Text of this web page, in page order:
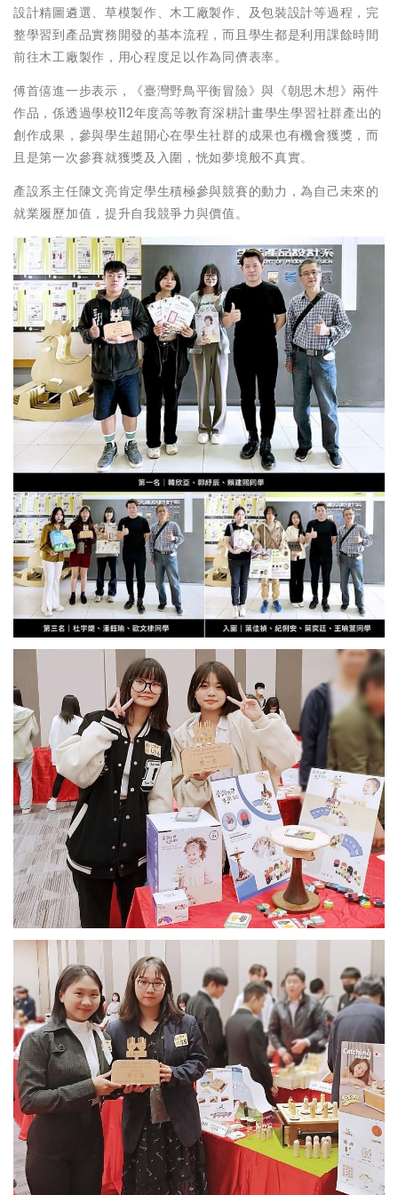
設計精圖遴選、草模製作、木工廠製作、及包裝設計等過程，完
整學習到產品實務開發的基本流程，而且學生都是利用課餘時間
前往木工廠製作，用心程度足以作為同儕表率。
傅首僖進一步表示，《臺灣野鳥平衡冒險》與《朝思木想》兩件
作品，係透過學校112年度高等教育深耕計畫學生學習社群產出的
創作成果，參與學生超開心在學生社群的成果也有機會獲獎，而
且是第一次參賽就獲獎及入圍，恍如夢境般不真實。
產設系主任陳文亮肯定學生積極參與競賽的動力，為自己未來的
就業履歷加值，提升自我競爭力與價值。